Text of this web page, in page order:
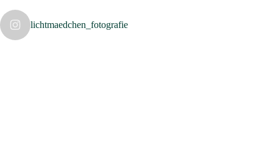
lichtmaedchen_fotografie